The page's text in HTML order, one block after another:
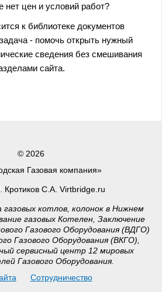
нет цен и условий работ?
к библиотеке документов
- помочь открыть нужный
сведения без смешивания
сайта.
© 2026
Газовая компания»
С.А. Virtbridge.ru
котлов, колонок в Нижнем
газовых Котелен, Заключение
Газового Оборудования (ВДГО)
Газового Оборудования (ВКГО),
сервисный центр 12 мировых
Газового Оборудования.
Сотрудничество